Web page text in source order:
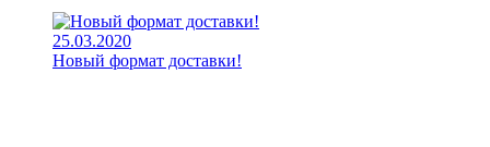
25.03.2020
Новый формат доставки!